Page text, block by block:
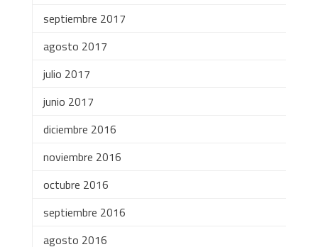
septiembre 2017
agosto 2017
julio 2017
junio 2017
diciembre 2016
noviembre 2016
octubre 2016
septiembre 2016
agosto 2016